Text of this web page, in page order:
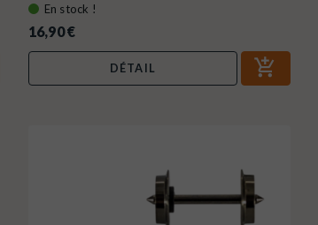
En stock !
16,90 €
DÉTAIL